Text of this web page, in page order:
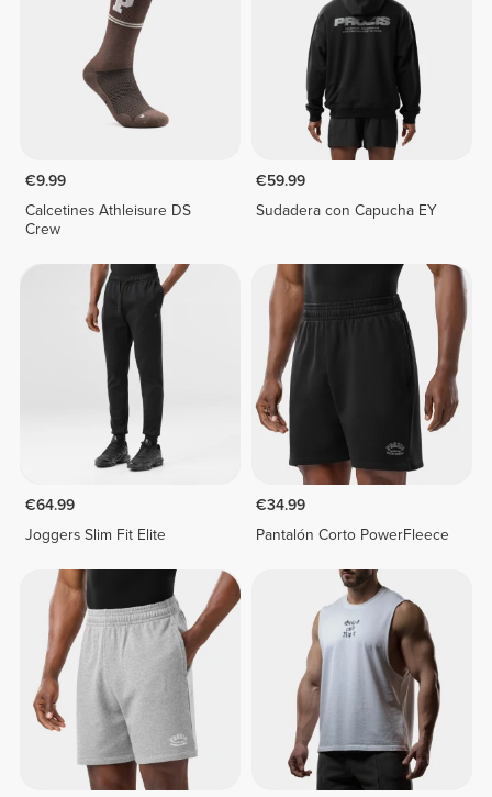
€9.99
Calcetines Athleisure DS
Crew
€59.99
Sudadera con Capucha EY
€64.99
Joggers Slim Fit Elite
€34.99
Pantalón Corto PowerFleece